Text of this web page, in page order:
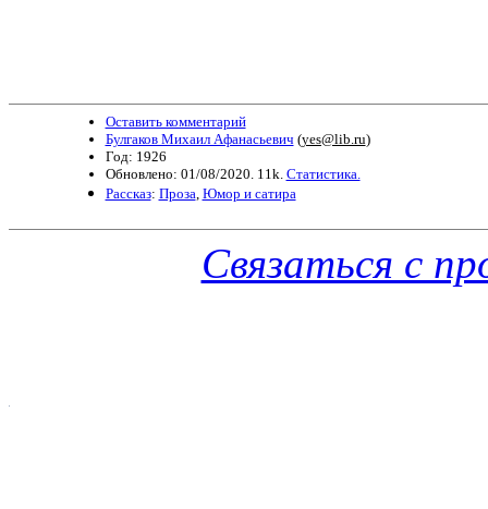
Оставить комментарий
Булгаков Михаил Афанасьевич (yes@lib.ru)
Год: 1926
Обновлено: 01/08/2020. 11k. Статистика.
Рассказ: Проза Юмор и сатира
Связаться с